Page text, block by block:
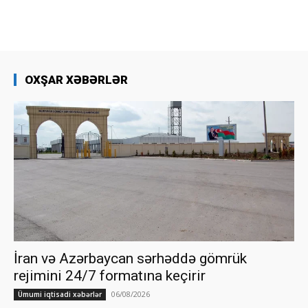
OXŞAR XƏBƏRLƏR
İran və Azərbaycan sərhəddə gömrük
rejimini 24/7 formatına keçirir
Ümumi iqtisadi xəbərlər 06/08/2026